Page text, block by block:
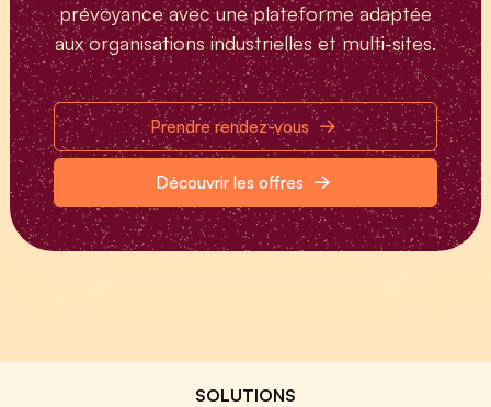
prévoyance avec une plateforme adaptée
aux organisations industrielles et multi-sites.
Prendre rendez-vous
Découvrir les offres
SOLUTIONS